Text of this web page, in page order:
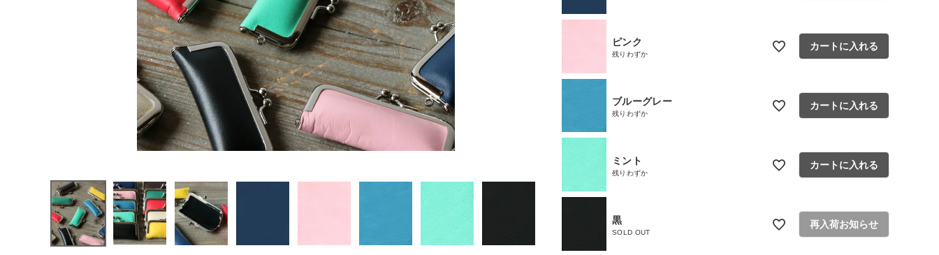
ナチュラル服
ファッション雑貨
ピンク
残りわずか
カートに入れる
ブルーグレー
残りわずか
カートに入れる
ミント
残りわずか
カートに入れる
黒
SOLD OUT
再入荷お知らせ